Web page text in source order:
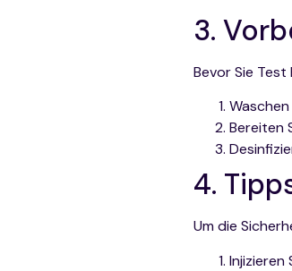
3.
Bevor Sie
Bereiten
4.
Um die
Injizieren